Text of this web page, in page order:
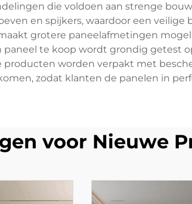
die voldoen aan strenge
en spijkers, waardoor een
grotere paneelafmetingen
te koop wordt grondig getest
worden verpakt met
zodat klanten de panelen in
voor Nieuwe